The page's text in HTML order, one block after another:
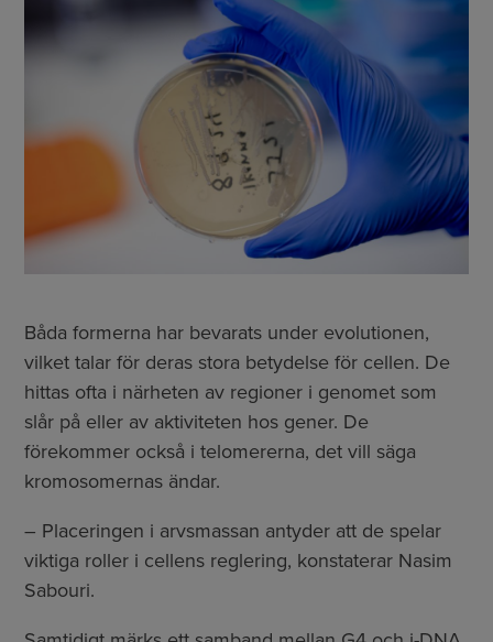
Båda formerna har bevarats under evolutionen,
vilket talar för deras stora betydelse för cellen. De
hittas ofta i närheten av regioner i genomet som
slår på eller av aktiviteten hos gener. De
förekommer också i telomererna, det vill säga
kromosomernas ändar.
– Placeringen i arvsmassan antyder att de spelar
viktiga roller i cellens reglering, konstaterar Nasim
Sabouri.